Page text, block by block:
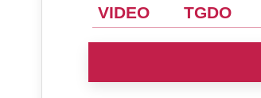
VIDEO TGDO